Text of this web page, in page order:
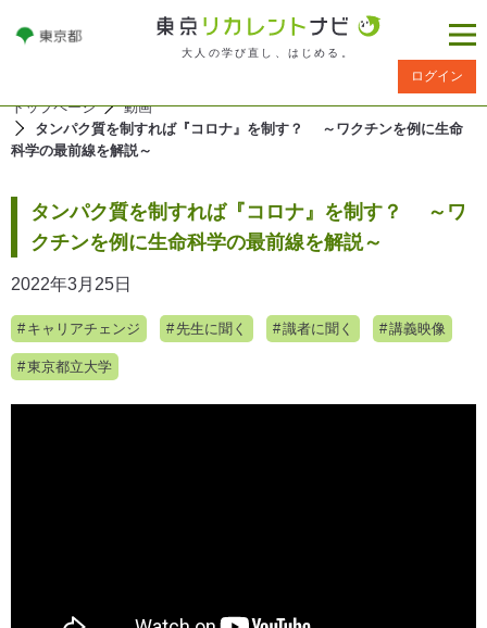
大人の学び直し、はじめる。
ログイン
トップページ
動画
タンパク質を制すれば『コロナ』を制す？ ～ワクチンを例に生命
科学の最前線を解説～
タンパク質を制すれば『コロナ』を制す？ ～ワ
クチンを例に生命科学の最前線を解説～
2022年3月25日
キャリアチェンジ 先生に聞く 識者に聞く 講義映像
東京都立大学